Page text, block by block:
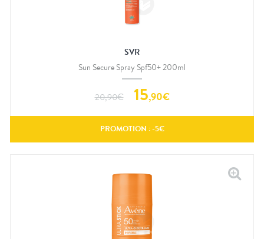
SVR
Sun Secure Spray Spf50+ 200ml
20,90€ 15,90€
PROMOTION : -5€